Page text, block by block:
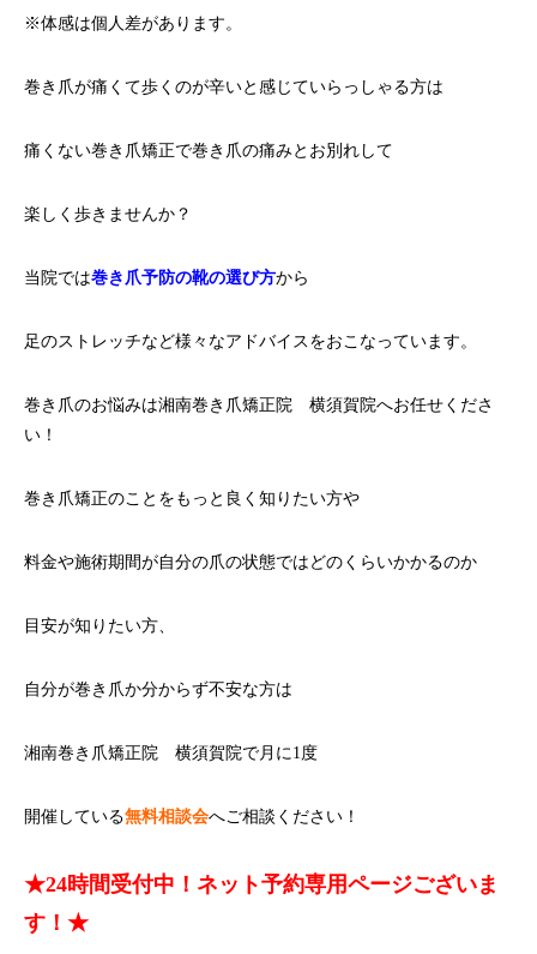
※体感は個人差があります。
巻き爪が痛くて歩くのが辛いと感じていらっしゃる方は
痛くない巻き爪矯正で巻き爪の痛みとお別れして
楽しく歩きませんか？
当院では巻き爪予防の靴の選び方から
足のストレッチなど様々なアドバイスをおこなっています。
巻き爪のお悩みは湘南巻き爪矯正院 横須賀院へお任せくださ
い！
巻き爪矯正のことをもっと良く知りたい方や
料金や施術期間が自分の爪の状態ではどのくらいかかるのか
目安が知りたい方、
自分が巻き爪か分からず不安な方は
湘南巻き爪矯正院 横須賀院で月に1度
開催している無料相談会へご相談ください！
★24時間受付中！ネット予約専用ページございま
す！★